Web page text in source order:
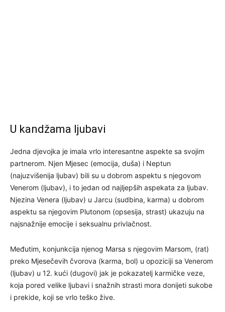
U kandžama ljubavi
Jedna djevojka je imala vrlo interesantne aspekte sa svojim
partnerom. Njen Mjesec (emocija, duša) i Neptun
(najuzvišenija ljubav) bili su u dobrom aspektu s njegovom
Venerom (ljubav), i to jedan od najljepših aspekata za ljubav.
Njezina Venera (ljubav) u Jarcu (sudbina, karma) u dobrom
aspektu sa njegovim Plutonom (opsesija, strast) ukazuju na
najsnažnije emocije i seksualnu privlačnost.
Međutim, konjunkcija njenog Marsa s njegovim Marsom, (rat)
preko Mjesečevih čvorova (karma, bol) u opoziciji sa Venerom
(ljubav) u 12. kući (dugovi) jak je pokazatelj karmičke veze,
koja pored velike ljubavi i snažnih strasti mora donijeti sukobe
i prekide, koji se vrlo teško žive.